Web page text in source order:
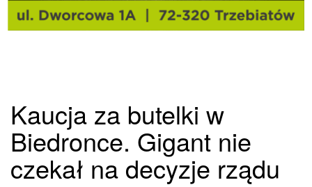
Kaucja za butelki w
Biedronce. Gigant nie
czekał na decyzje rządu